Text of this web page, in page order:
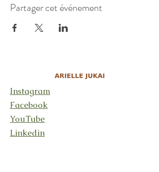
Partager cet événement
Instagram
Facebook
YouTube
Linkedin